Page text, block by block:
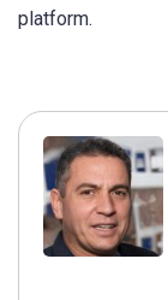
platform.